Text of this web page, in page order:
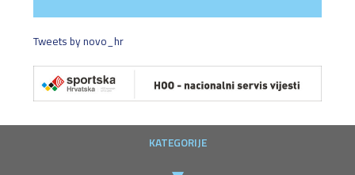
Tweets by novo_hr
KATEGORIJE